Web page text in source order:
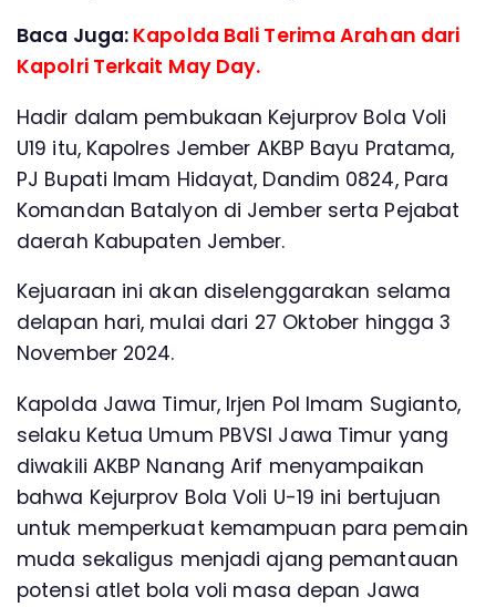
Baca Juga: Kapolda Bali Terima Arahan dari
Kapolri Terkait May Day.
Hadir dalam pembukaan Kejurprov Bola Voli
U19 itu, Kapolres Jember AKBP Bayu Pratama,
PJ Bupati Imam Hidayat, Dandim 0824, Para
Komandan Batalyon di Jember serta Pejabat
daerah Kabupaten Jember.
Kejuaraan ini akan diselenggarakan selama
delapan hari, mulai dari 27 Oktober hingga 3
November 2024.
Kapolda Jawa Timur, Irjen Pol Imam Sugianto,
selaku Ketua Umum PBVSI Jawa Timur yang
diwakili AKBP Nanang Arif menyampaikan
bahwa Kejurprov Bola Voli U-19 ini bertujuan
untuk memperkuat kemampuan para pemain
muda sekaligus menjadi ajang pemantauan
potensi atlet bola voli masa depan Jawa